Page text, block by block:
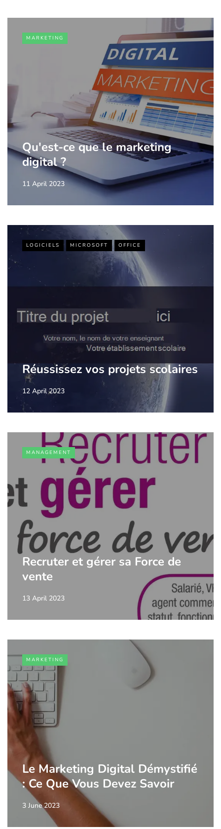
MARKETING
Qu'est-ce que le marketing
digital ?
11 April 2023
LOGICIELS MICROSOFT OFFICE
Réussissez vos projets scolaires
12 April 2023
MANAGEMENT
Recruter et gérer sa Force de
vente
13 April 2023
MARKETING
Le Marketing Digital Démystifié
: Ce Que Vous Devez Savoir
3 June 2023